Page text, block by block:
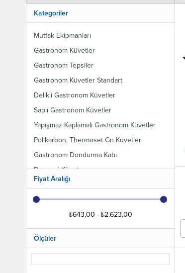
Kategoriler
Mutfak Ekipmanları
Gastronom Küvetler
Gastronom Tepsiler
Gastronom Küvetler Standart
Delikli Gastronom Küvetler
Saplı Gastronom Küvetler
Yapışmaz Kaplamalı Gastronom Küvetler
Polikarbon, Thermoset Gn Küvetler
Gastronom Dondurma Kabı
Benmari Küvet
Gastronom Küvet Kapakları
Gastronom Izgara
Gastronom Küvet Süzgeci
Fiyat Aralığı
₺643,00 - ₺2.623,00
Ölçüler